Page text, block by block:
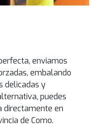
enviamos
embalando
delicadas y
puedes
directamente en
de Como.